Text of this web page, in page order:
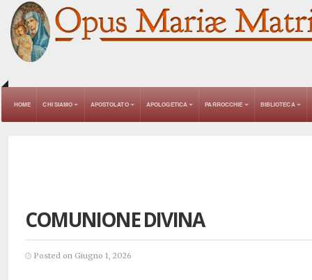
HOME CHI SIAMO APOSTOLATO APOLOGETICA PARROCCHIE BIBLIOTECA
COMUNIONE DIVINA
Posted on Giugno 1, 2026